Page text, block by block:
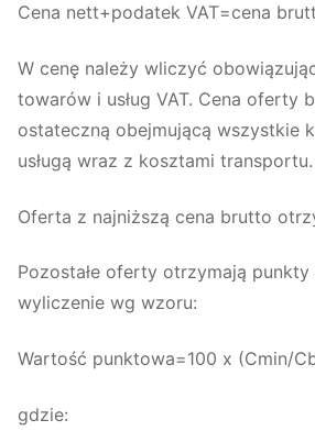
Cena nett+podatek VAT=cena
W cenę należy wliczyć
towarów i usług VAT. Cena oferty
ostateczną obejmującą wszystkie
usługą wraz z kosztami transportu.
Oferta z najniższą cena brutto
Pozostałe oferty otrzymają
wyliczenie wg wzoru:
Wartość punktowa=100 x (Cmin/
gdzie: